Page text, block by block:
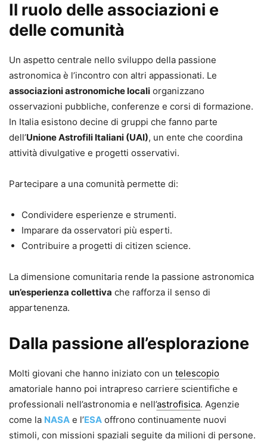
Il ruolo delle associazioni e
delle comunità
Un aspetto centrale nello sviluppo della passione
astronomica è l’incontro con altri appassionati. Le
associazioni astronomiche locali organizzano
osservazioni pubbliche, conferenze e corsi di formazione.
In Italia esistono decine di gruppi che fanno parte
dell’Unione Astrofili Italiani (UAI), un ente che coordina
attività divulgative e progetti osservativi.
Partecipare a una comunità permette di:
Condividere esperienze e strumenti.
Imparare da osservatori più esperti.
Contribuire a progetti di citizen science.
La dimensione comunitaria rende la passione astronomica
un’esperienza collettiva che rafforza il senso di
appartenenza.
Dalla passione all’esplorazione
Molti giovani che hanno iniziato con un telescopio
amatoriale hanno poi intrapreso carriere scientifiche e
professionali nell’astronomia e nell’astrofisica. Agenzie
come la NASA e l’ESA offrono continuamente nuovi
stimoli, con missioni spaziali seguite da milioni di persone.